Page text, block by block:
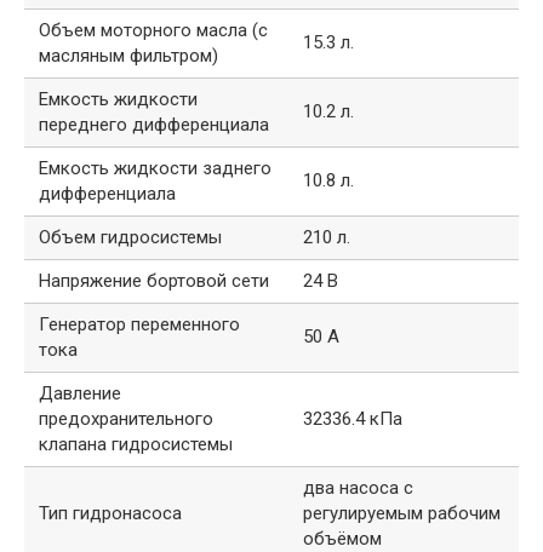
Объем моторного масла (с
масляным фильтром)
15.3 л.
Емкость жидкости
переднего дифференциала
10.2 л.
Емкость жидкости заднего
дифференциала
10.8 л.
Объем гидросистемы
210 л.
Напряжение бортовой сети
24 В
Генератор переменного
тока
50 А
Давление
предохранительного
клапана гидросистемы
32336.4 кПа
Тип гидронасоса
два насоса с
регулируемым рабочим
объёмом